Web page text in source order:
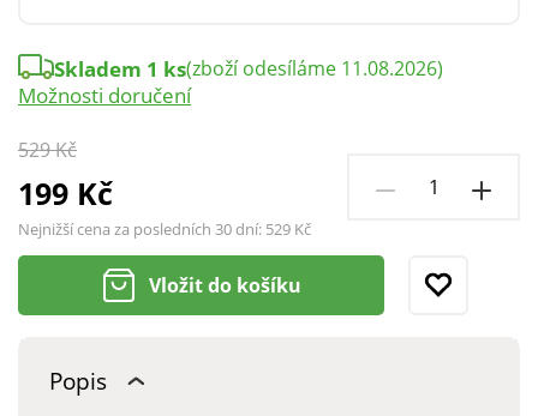
529 Kč
199 Kč
Nejnižší cena za posledních 30 dní: 529 Kč
Skladem 1 ks(zboží odesíláme 11.08.2026)
Možnosti doručení
Vložit do košíku
Popis